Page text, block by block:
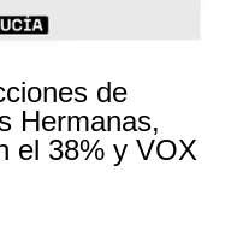
de
Hermanas,
el 38% y VOX